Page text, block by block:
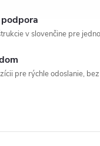
v slovenčine pre
pre rýchle odoslanie,